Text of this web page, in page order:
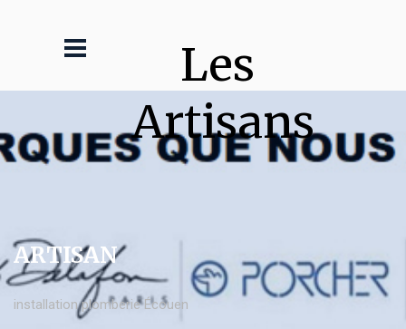
Les
Artisans
ARTISAN
installation plomberie Écouen